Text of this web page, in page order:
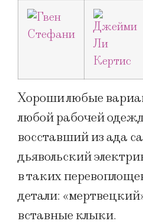
Хороши любые
любой рабочей
восставший из ада
дьявольский
в таких
детали:
вставные клыки.